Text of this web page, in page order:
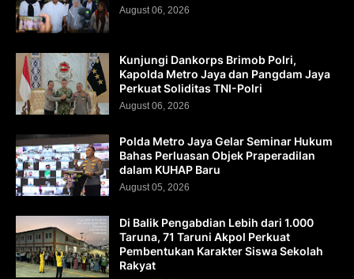
August 06, 2026
Kunjungi Dankorps Brimob Polri,
Kapolda Metro Jaya dan Pangdam Jaya
Perkuat Soliditas TNI-Polri
August 06, 2026
Polda Metro Jaya Gelar Seminar Hukum
Bahas Perluasan Objek Praperadilan
dalam KUHAP Baru
August 05, 2026
Di Balik Pengabdian Lebih dari 1.000
Taruna, 71 Taruni Akpol Perkuat
Pembentukan Karakter Siswa Sekolah
Rakyat